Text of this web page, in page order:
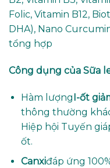
Folic, Vitamin B12,
DHA), Nano
tổng hợp
Công dụng của Sữa
Hàm lượng I-ốt
thông thường
Hiệp hội Tuyến
ốt.
Canxiđáp ứng